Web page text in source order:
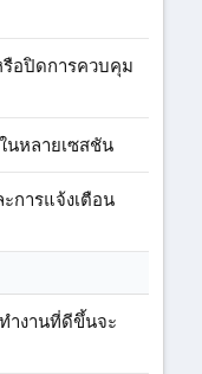
รือปิดการควบคุม
นหลายเซสชัน
การแจ้งเตือน
ำงานที่ดีขึ้นจะ